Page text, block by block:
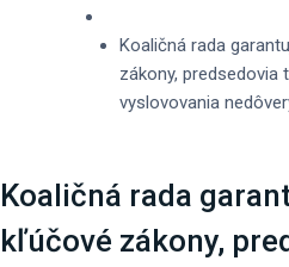
Koaličná rada
zákony, predsedovia
vyslovovania
Koaličná rada
kľúčové zákony,